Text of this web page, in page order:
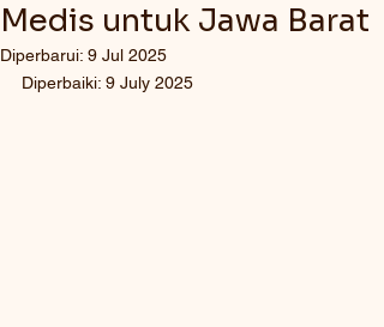
Medis untuk Jawa Barat
Diperbarui: 9 Jul 2025
Diperbaiki: 9 July 2025